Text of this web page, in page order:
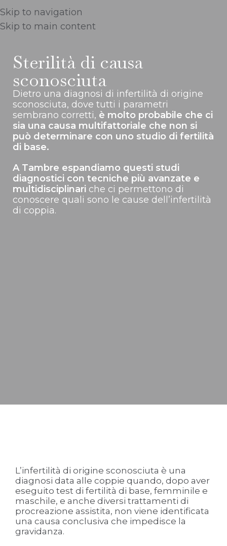
Skip to navigation
Skip to main content
Sterilità di causa
sconosciuta
Dietro una diagnosi di infertilità di origine
sconosciuta, dove tutti i parametri
sembrano corretti, è molto probabile che ci
sia una causa multifattoriale che non si
può determinare con uno studio di fertilità
di base.
A Tambre espandiamo questi studi
diagnostici con tecniche più avanzate e
multidisciplinari che ci permettono di
conoscere quali sono le cause dell’infertilità
di coppia.
L’infertilità di origine sconosciuta è una
diagnosi data alle coppie quando, dopo aver
eseguito test di fertilità di base, femminile e
maschile, e anche diversi trattamenti di
procreazione assistita, non viene identificata
una causa conclusiva che impedisce la
gravidanza.